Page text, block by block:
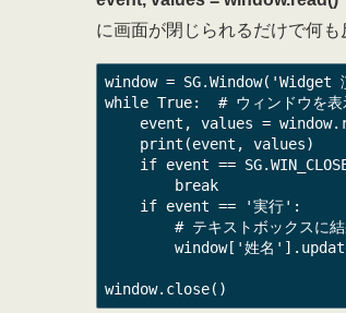
に画面が閉じられるだけで何
window = SG.Window('Widget
while True:  # ウィンドウを表
window.close()